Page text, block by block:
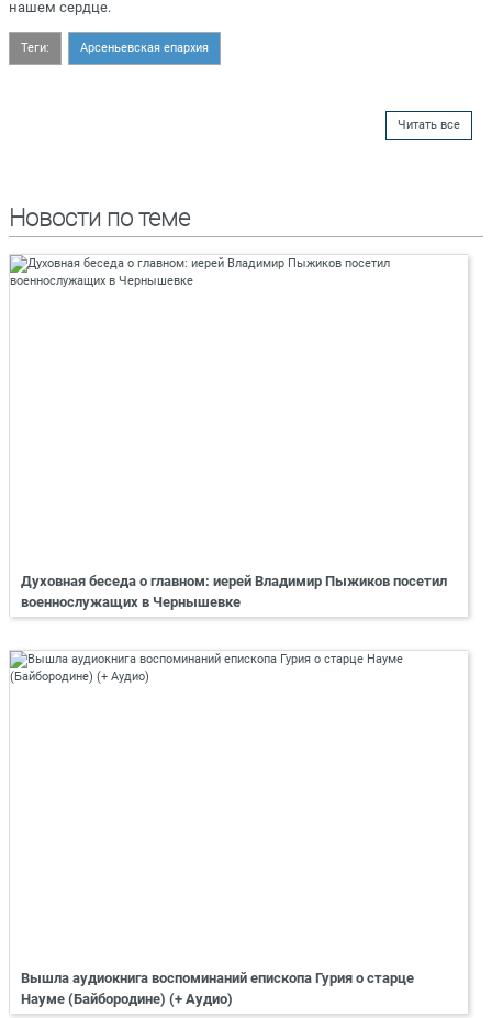
нашем сердце.
Теги: Арсеньевская епархия
Читать все
Новости по теме
Духовная беседа о главном: иерей Владимир Пыжиков посетил
военнослужащих в Чернышевке
Вышла аудиокнига воспоминаний епископа Гурия о старце
Науме (Байбородине) (+ Аудио)